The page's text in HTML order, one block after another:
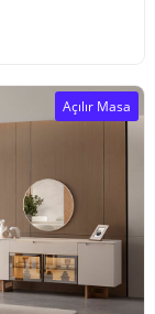
Açılır Masa